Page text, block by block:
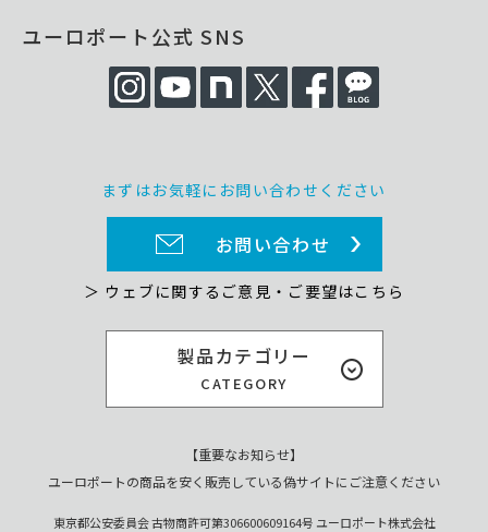
製品カテゴリー
CATEGORY
ユーロポート公式 SNS
まずはお気軽にお問い合わせください
お問い合わせ
＞ ウェブに関するご意見・ご要望はこちら
【重要なお知らせ】
ユーロポートの商品を安く販売している偽サイトにご注意ください
東京都公安委員会 古物商許可第306600609164号 ユーロポート株式会社